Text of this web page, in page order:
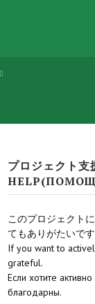
プロジェクト支
このプロジェクト
てもありがたいです
If you want to
grateful.
Если хотите
благодарны.